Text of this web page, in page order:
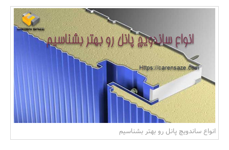
بانک، بیمه و سرمایه
مسکن و ساختمان
انواع ساندویچ پانل رو بهتر بشناسیم